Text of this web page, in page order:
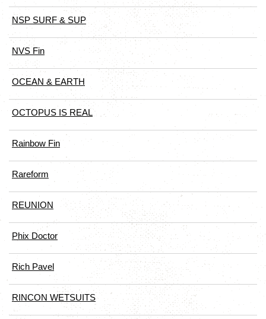
NSP SURF & SUP
NVS Fin
OCEAN & EARTH
OCTOPUS IS REAL
Rainbow Fin
Rareform
REUNION
Phix Doctor
Rich Pavel
RINCON WETSUITS